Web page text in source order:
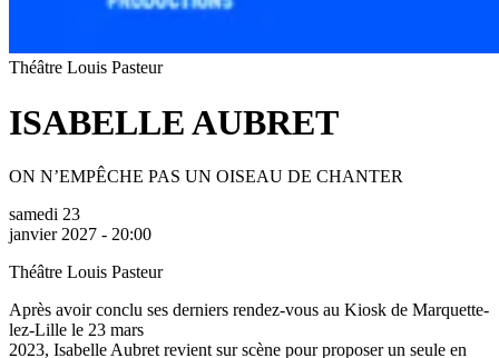
Théâtre Louis Pasteur
ISABELLE AUBRET
ON N’EMPÊCHE PAS UN OISEAU DE CHANTER
samedi 23
janvier 2027 - 20:00
Théâtre Louis Pasteur
Après avoir conclu ses derniers rendez-vous au Kiosk de Marquette-
lez-Lille le 23 mars
2023, Isabelle Aubret revient sur scène pour proposer un seule en